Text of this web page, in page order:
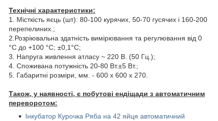
Технічні характеристики:
1. Місткість яєць (шт): 80-100 курячих, 50-70 гусячих і 160-200
перепелиних.;
2.Розріювальна здатність вимірювання та регулювання від 0
°C до +100 °C; ±0,1°C;
3. Напруга живлення атласу ~ 220 В. (50 Гц.);
4. Споживана потужність 20-80 Вт.±5 Вт.;
5. Габаритні розміри, мм. - 600 х 600 х 270.
Також, у наявності, є побутові ендіщади з автоматичним
переворотом:
Інкубатор Курочка Ряба на 42 яйця автоматичний